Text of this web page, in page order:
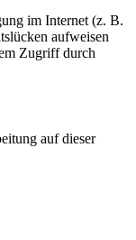
im Internet (z. B.
aufweisen
Zugriff durch
auf dieser